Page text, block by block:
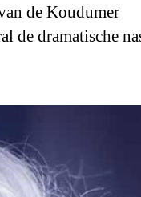
de Koudumer
de dramatische